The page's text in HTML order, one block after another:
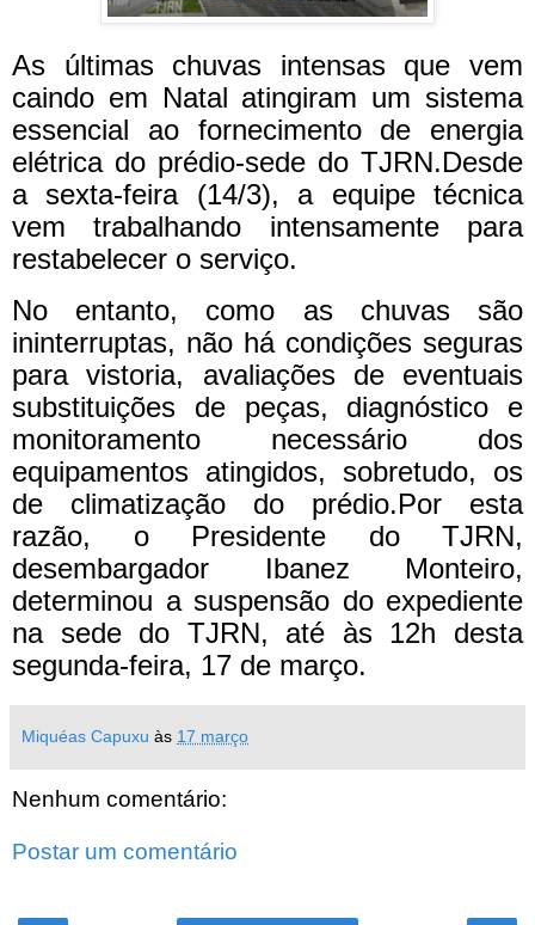
As últimas chuvas intensas que vem
caindo em Natal atingiram um sistema
essencial ao fornecimento de energia
elétrica do prédio-sede do TJRN.Desde
a sexta-feira (14/3), a equipe técnica
vem trabalhando intensamente para
restabelecer o serviço.
No entanto, como as chuvas são
ininterruptas, não há condições seguras
para vistoria, avaliações de eventuais
substituições de peças, diagnóstico e
monitoramento necessário dos
equipamentos atingidos, sobretudo, os
de climatização do prédio.Por esta
razão, o Presidente do TJRN,
desembargador Ibanez Monteiro,
determinou a suspensão do expediente
na sede do TJRN, até às 12h desta
segunda-feira, 17 de março.
Miquéas Capuxu às 17 março
Nenhum comentário:
Postar um comentário